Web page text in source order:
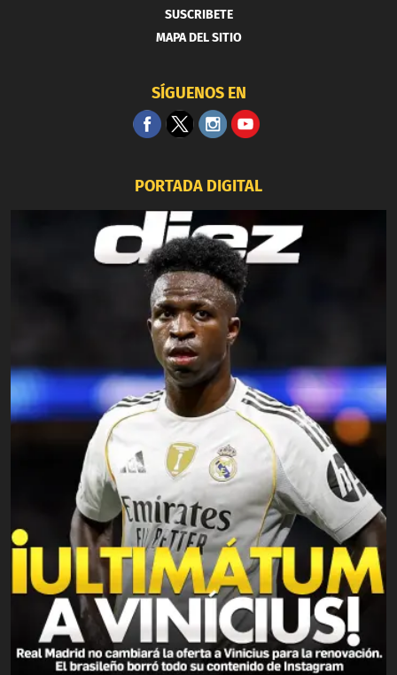
SUSCRIBETE
MAPA DEL SITIO
SÍGUENOS EN
PORTADA DIGITAL